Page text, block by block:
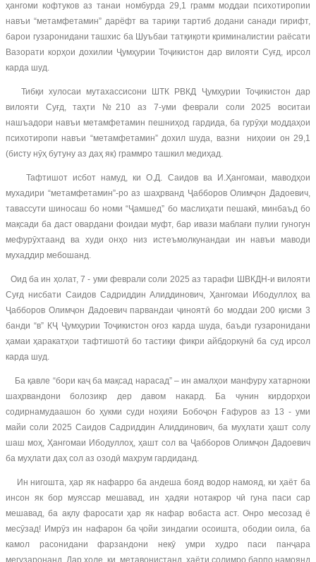
ҳангоми кофтуков аз танаи номбурда 29,1 грамм моддаи психотиропии
навъи “метамфетамин” дарёфт ва тариқи тартиб додани санади гирифт,
барои гузаронидани ташхис ба Шуъбаи татқиқоти криминалистии раёсати
Вазорати корҳои дохилии Ҷумҳурии Тоҷикистон дар вилояти Суғд, ирсол
карда шуд.
Тибқи хулосаи мутахассисони ШТК РВКД Ҷумҳурии Тоҷикистон дар
вилояти Суғд, таҳти №210 аз 7-уми феврали соли 2025 воситаи
нашъадори навъи метамфетамин пешниҳод гардида, ба гурӯҳи моддаҳои
психотиропи навъи “метамфетамин” дохил шуда, вазни ниҳоии он 29,1
(бисту нӯҳ бутуну аз даҳ як) граммро ташкил медиҳад.
Тафтишот исбот намуд, ки О.Д. Саидов ва И.Ҳангомаи, маводҳои
мухадири “метамфетамин”-ро аз шаҳрванд Ҷабборов Олимҷон Дадоевич,
тавассути шиносаш бо номи “Ҷамшед” бо маслиҳати пешакӣ, минбаъд бо
мақсади ба даст овардани фоидаи муфт, бар ивази маблағи пулии гуногун
мефурӯхтаанд ва худи онҳо низ истеъмолкунандаи ин навъи маводи
мухаддир мебошанд.
Оид ба ин ҳолат, 7 - уми феврали соли 2025 аз тарафи ШВКДН-и вилояти
Суғд нисбати Саидов Садриддин Алиддинович, Ҳангомаи Ибодуллоҳ ва
Ҷабборов Олимҷон Дадоевич парвандаи ҷиноятӣ бо моддаи 200 қисми 3
банди “в” КҶ Ҷумҳурии Тоҷикистон оғоз карда шуда, баъди гузаронидани
ҳамаи ҳаракатҳои тафтишотӣ бо тастиқи фикри айбдоркунӣ ба суд ирсол
карда шуд.
Ба қавле “бори каҷ ба мақсад нарасад” – ин амалҳои манфуру хатарноки
шаҳрвандони болозикр дер давом накард. Ба чунин кирдорҳои
содирнамудаашон бо ҳукми суди ноҳияи Бобоҷон Ғафуров аз 13 - уми
майи соли 2025 Саидов Садриддин Алиддинович, ба муҳлати ҳашт солу
шаш моҳ, Ҳангомаи Ибодуллоҳ, ҳашт сол ва Ҷабборов Олимҷон Дадоевич
ба муҳлати даҳ сол аз озодӣ маҳрум гардиданд.
Ин нигошта, ҳар як нафарро ба андеша бояд водор намояд, ки ҳаёт ба
инсон як бор муяссар мешавад, ин ҳадяи нотакрор чӣ гуна паси сар
мешавад, ба ақлу фаросати ҳар як нафар вобаста аст. Онро месозад ё
месӯзад! Имрӯз ин нафарон ба ҷойи зиндагии осоишта, ободии оила, ба
камол расонидани фарзандони некӯ умри худро паси панҷара
мегузаронанд. Дар ҳоле, ки метавонистанд, ҳаёти солимро барпо намоянд